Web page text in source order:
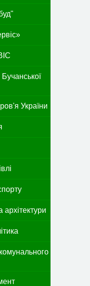
України
архітектури